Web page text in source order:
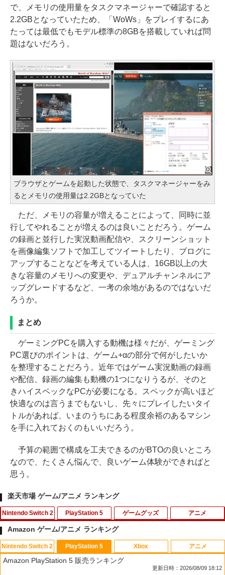
で、メモリの使用量をタスクマネージャーで確認すると
2.2GBとなっていたため、「WoWs」をプレイするにあ
たっては最低でもモデル標準の8GBを搭載していれば問
題はないだろう。
ブラウザとゲームを起動した状態で、タスクマネージャーをみ
るとメモリの使用量は2.2GBとなっていた
ただ、メモリの容量が増えることによって、同時に並
行してやれることが増えるのは良いことだろう。ゲーム
の録画と並行した実況動画配信や、スクリーンショット
を画像編集ソフトで加工してツイートしたり、ブログに
アップすることなどを考えている人は、16GB以上の大
きな容量のメモリへの変更や、デュアルチャンネルにア
ップグレードするなど、一考の余地があるのではないだ
ろうか。
まとめ
ゲーミングPCを購入する動機は様々だが、ゲーミング
PC選びのポイントは、ゲーム+αの部分で何がしたいか
を整理することだろう。近年ではゲーム実況動画の録画
や配信、録画の編集も動機の1つになりうるが、そのと
きハイスペックなPCが必要になる。スペックが高いほど
快適なのは言うまでもないし、先々にプレイしたいタイ
トルがあれば、いまのうちにある程度余裕のあるマシン
を手に入れておくのもいいだろう。
予算の範囲で構成を工夫できるのがBTOの良いところ
なので、たくさん悩んで、良いゲーム体験ができればと
思う。
楽天市場 ゲーム/アニメ ランキング
Nintendo Switch 2
1
KINGDOM HEARTS Collection [I~III]
【Switch2】 POT-P-ABU8A
PlayStation 5
1
【当店独自で＋P10倍★要エントリー】
【中古】[PS5] 仁王3 通常版 コーエーテ
クモゲームス(20260206)
ゲームグッズ
1
レトロミニゲームキーホルダー 単品販売
※色指定可 カラー全6種 (赤・青・黄・
緑・黒・白) レトロゲーム 雑貨 [ 新品 ]
アニメ
1
【特典】野生の島のロズ スペシャル・プ
ライス【Blu-ray】(パウ・パトロールお
風呂ポスター(A4サイズ)) [ クリス・サン
Amazon ゲーム/アニメ ランキング
Nintendo Switch 2 PlayStation 5
Amazon PlayStation 5 販売ランキング
更新日時：2026/08/09 18:12
Xbox アニメ